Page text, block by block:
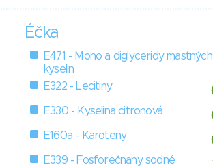
Éčka
E471 - Mono a diglyceridy mastných
kyselin
E322 - Lecitiny
E330 - Kyselina citronová
E160a - Karoteny
E339 - Fosforečnany sodné